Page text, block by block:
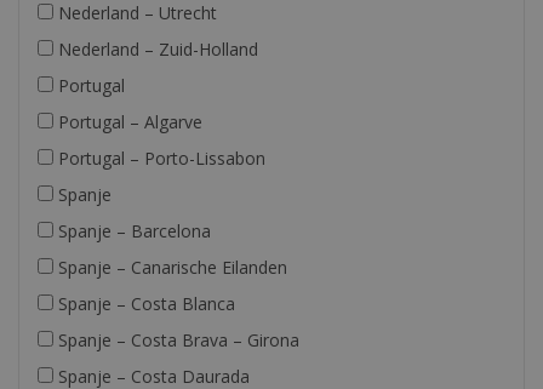
Nederland – Utrecht
Nederland – Zuid-Holland
Portugal
Portugal – Algarve
Portugal – Porto-Lissabon
Spanje
Spanje – Barcelona
Spanje – Canarische Eilanden
Spanje – Costa Blanca
Spanje – Costa Brava – Girona
Spanje – Costa Daurada